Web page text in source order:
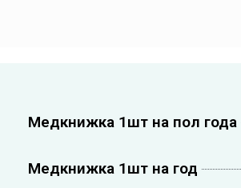
Медкнижка 1шт на пол года
Медкнижка 1шт на год